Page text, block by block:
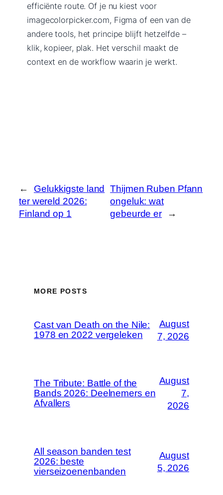
efficiënte route. Of je nu kiest voor
imagecolorpicker.com, Figma of een van de
andere tools, het principe blijft hetzelfde –
klik, kopieer, plak. Het verschil maakt de
context en de workflow waarin je werkt.
←
Gelukkigste land
ter wereld 2026:
Finland op 1
Thijmen Ruben Pfann
ongeluk: wat
gebeurde er
→
MORE POSTS
Cast van Death on the Nile:
1978 en 2022 vergeleken
August
7, 2026
The Tribute: Battle of the
Bands 2026: Deelnemers en
Afvallers
August
7,
2026
All season banden test
2026: beste
vierseizoenenbanden
August
5, 2026